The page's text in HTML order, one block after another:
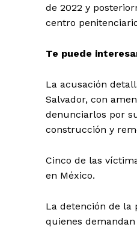
de 2022 y
centro
Te puede
La acusación
Salvador, con
denunciarlos por
construcción y
Cinco de las
en México.
La detención de la
quienes